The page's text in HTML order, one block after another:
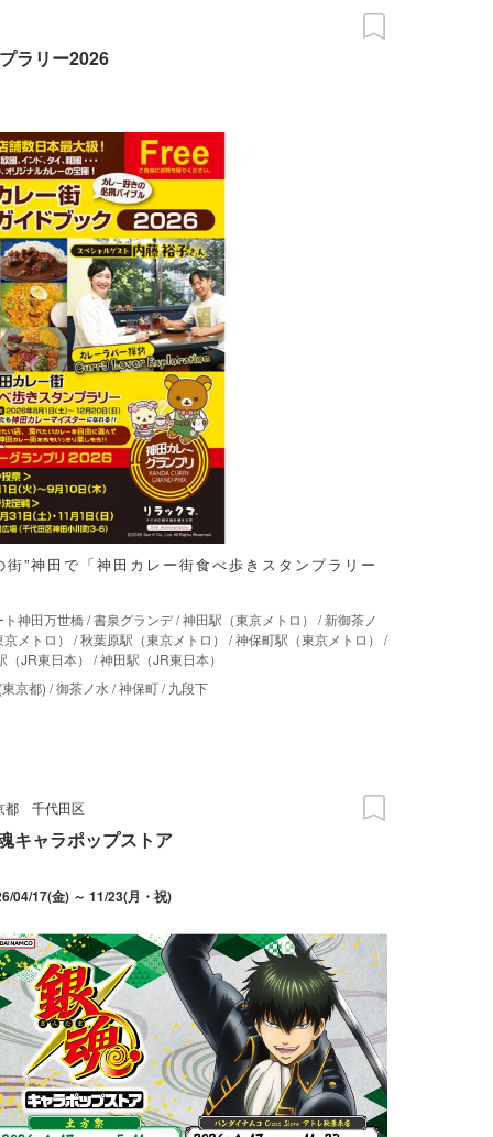
ラリー2026
”神田で「神田カレー街食べ歩きスタンプラリー
神田万世橋/書泉グランデ/神田駅（東京メトロ） /新御茶ノ
メトロ） /秋葉原駅（東京メトロ） /神保町駅（東京メトロ） /
（JR東日本） /神田駅（JR東日本）
京都) /御茶ノ水 /神保町/九段下
都 千代田区
キャラポップストア
04/17(金) ～ 11/23(月・祝)